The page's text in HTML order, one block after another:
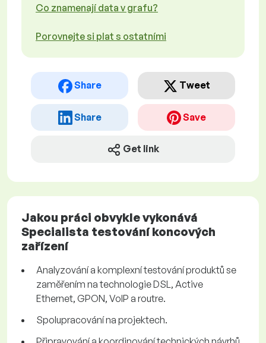
Co znamenají data v grafu?
Porovnejte si plat s ostatními
Share Tweet
Share Save
Get link
Jakou práci obvykle vykonává
Specialista testování koncových
zařízení
Analyzování a komplexní testování produktů se
zaměřením na technologie DSL, Active
Ethernet, GPON, VoIP a routre.
Spolupracování na projektech.